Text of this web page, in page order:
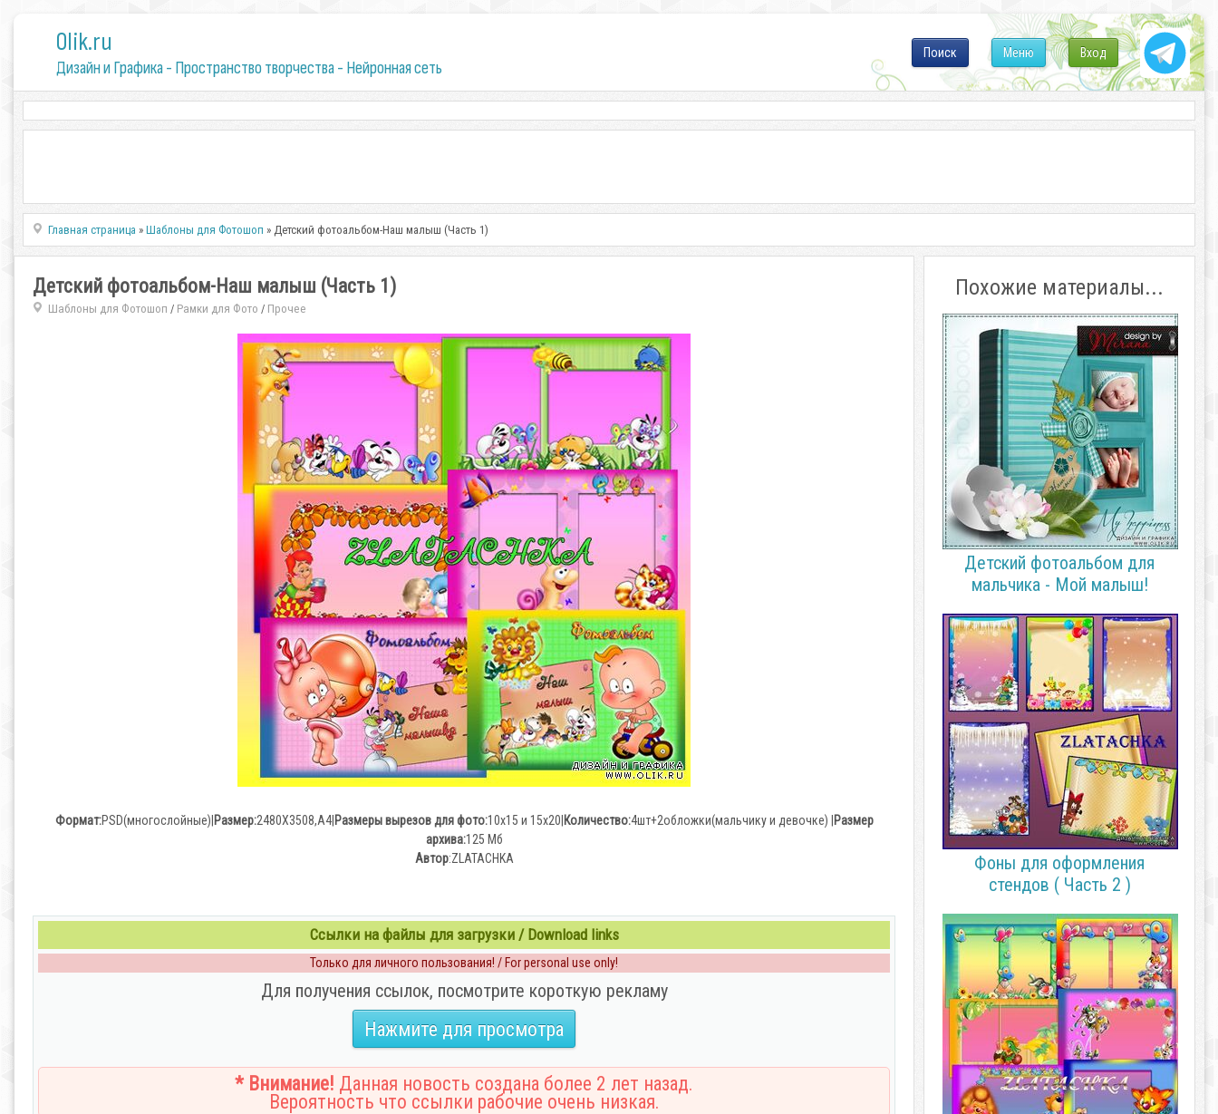
0lik.ru
Дизайн и Графика - Пространство творчества - Нейронная сеть
Вход
Меню
Поиск
Главная страница »Шаблоны для Фотошоп » Детский фотоальбом-Наш малыш (Часть 1)
Детский фотоальбом-Наш малыш (Часть 1)
Шаблоны для Фотошоп / Рамки для Фото / Прочее
Формат:PSD(многослойные)| Размер:2480Х3508,А4| Размеры вырезов для фото:10х15 и 15х20| Количество:4шт+2обложки(мальчику и девочке) | Размер
архива:125 Мб
Автор:ZLATACHKA
Ссылки на файлы для загрузки / Download links
Только для личного пользования! / For personal use only!
Для получения ссылок, посмотрите короткую рекламу
Нажмите для просмотра
* Внимание! Данная новость создана более 2 лет назад.
Вероятность что ссылки рабочие очень низкая.
Похожие материалы...
Детский фотоальбом для
мальчика - Мой малыш!
Фоны для оформления
стендов ( Часть 2 )